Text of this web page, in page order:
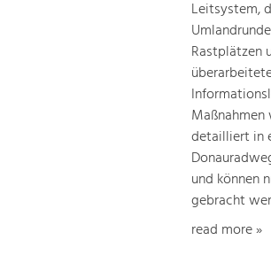
Leitsystem,
Rastplätzen
detailliert in
und können
gebracht
read more »